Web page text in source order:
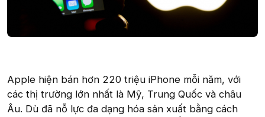
Apple hiện bán hơn 220 triệu iPhone mỗi năm, với
các thị trường lớn nhất là Mỹ, Trung Quốc và châu
Âu. Dù đã nỗ lực đa dạng hóa sản xuất bằng cách